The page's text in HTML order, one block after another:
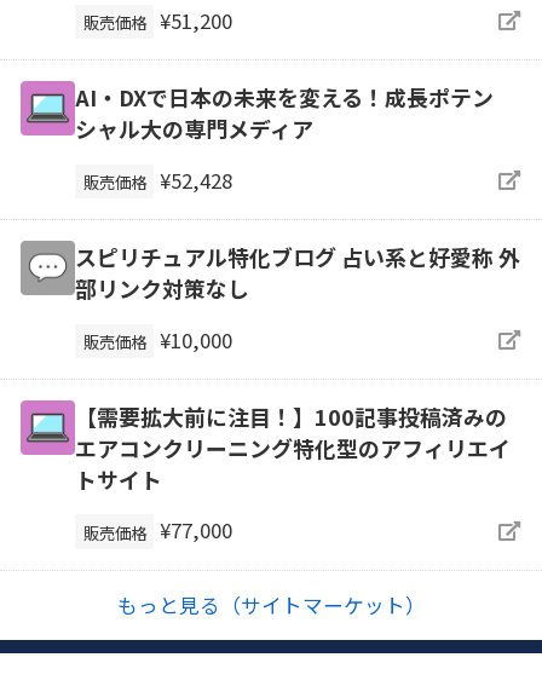
販売価格 ¥51,200
AI・DXで日本の未来を変える！成長ポテン
シャル大の専門メディア
販売価格 ¥52,428
スピリチュアル特化ブログ 占い系と好愛称 外
部リンク対策なし
販売価格 ¥10,000
【需要拡大前に注目！】100記事投稿済みの
エアコンクリーニング特化型のアフィリエイ
トサイト
販売価格 ¥77,000
もっと見る（サイトマーケット）